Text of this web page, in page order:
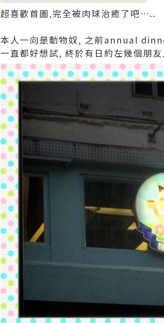
超喜歡首圖,完全被肉球治癒了吧…..
本人一向是動物奴, 之前annual
一直都好想試, 終於有日約左幾個朋